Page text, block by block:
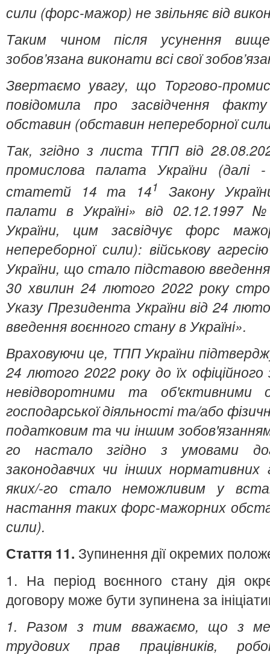
сили (форс-мажор) не звільняє від
Таким чином після усунення
зобов’язана виконати всі свої
Звертаємо увагу, що Торгово-
повідомила про засвідчення
обставин (обставин непереборної
Так, згідно з листа ТПП від
промислова палата України (далі
статетй 14 та 141
Закону
палати в Україні» вiд
України, цим засвідчує форс
непереборної сили): військову
України, що стало підставою
30 хвилин 24 лютого 2022 року
Указу Президента України від 24
введення воєнного стану в Україні».
Враховуючи це, ТПП України
24 лютого 2022 року до їх офіційного
невідворотними та об'єктивними
господарської дiяльностi та/або
податковим та чи іншим
го настало згідно з умовами
законодавчих чи інших нормативних
яких/-го стало неможливим у
настання таких форс-мажорних
сили).
Стаття 11. Зупинення дії окремих
1. На період воєнного стану дія
договору може бути зупинена за
1. Разом з тим вважаємо, що з
трудових прав працівників,